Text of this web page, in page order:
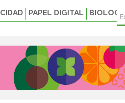
PAPEL DIGITAL